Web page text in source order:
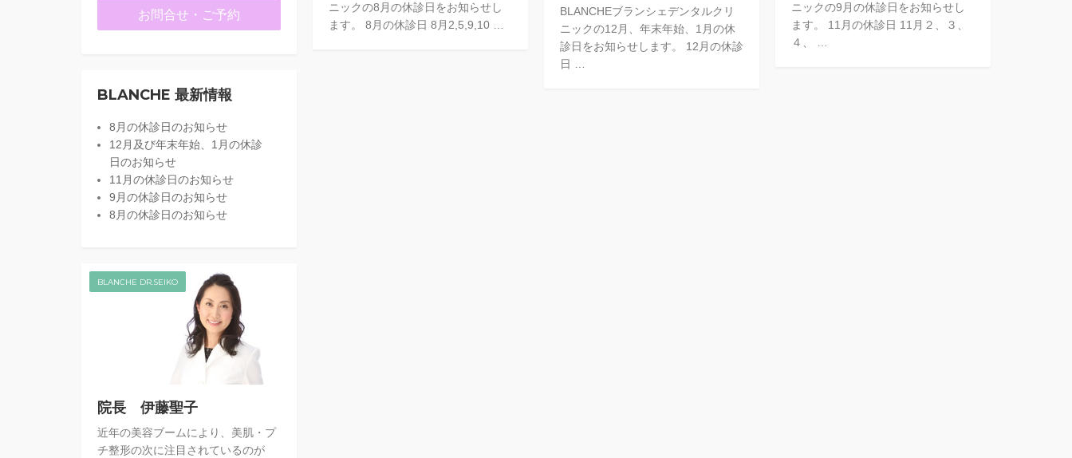
ニックの8月の休診日をお知らせし
ます。 8月の休診日 8月2,5,9,10 …
BLANCHEブランシェデンタルクリ
ニックの12月、年末年始、1月の休
診日をお知らせします。 12月の休診
日 …
ニックの9月の休診日をお知らせし
ます。 11月の休診日 11月２、３、
４、 …
お問合せ・ご予約
BLANCHE 最新情報
8月の休診日のお知らせ
12月及び年末年始、1月の休診
日のお知らせ
11月の休診日のお知らせ
9月の休診日のお知らせ
8月の休診日のお知らせ
BLANCHE DR.SEIKO
院長 伊藤聖子
近年の美容ブームにより、美肌・プ
チ整形の次に注目されているのが